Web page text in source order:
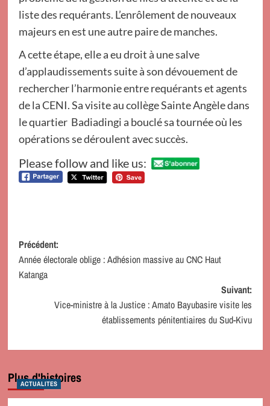
liste des requérants. L’enrôlement de nouveaux
majeurs en est une autre paire de manches.
A cette étape, elle a eu droit à une salve
d’applaudissements suite à son dévouement de
rechercher l’harmonie entre requérants et agents
de la CENI. Sa visite au collège Sainte Angèle dans
le quartier Badiadingi a bouclé sa tournée où les
opérations se déroulent avec succès.
Please follow and like us:
Navigation
d’article
Précédent:
Année électorale oblige : Adhésion massive au CNC Haut
Katanga
Suivant:
Vice-ministre à la Justice : Amato Bayubasire visite les
établissements pénitentiaires du Sud-Kivu
Plus d'histoires
ACTUALITES